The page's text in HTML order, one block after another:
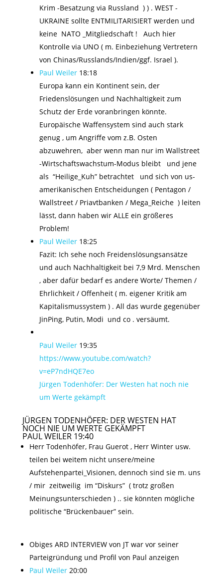
Krim -Besatzung via Russland ) ) . WEST -
UKRAINE sollte ENTMILITARISIERT werden und
keine NATO _Mitgliedschaft ! Auch hier
Kontrolle via UNO ( m. Einbeziehung Vertretern
von Chinas/Russlands/Indien/ggf. Israel ).
Paul Weiler 18:18
Europa kann ein Kontinent sein, der
Friedenslösungen und Nachhaltigkeit zum
Schutz der Erde voranbringen könnte.
Europäische Waffensystem sind auch stark
genug , um Angriffe vom z.B. Osten
abzuwehren, aber wenn man nur im Wallstreet
-Wirtschaftswachstum-Modus bleibt und jene
als “Heilige_Kuh” betrachtet und sich von us-
amerikanischen Entscheidungen ( Pentagon /
Wallstreet / Priavtbanken / Mega_Reiche ) leiten
lässt, dann haben wir ALLE ein größeres
Problem!
Paul Weiler 18:25
Fazit: Ich sehe noch Freidenslösungsansätze
und auch Nachhaltigkeit bei 7,9 Mrd. Menschen
, aber dafür bedarf es andere Worte/ Themen /
Ehrlichkeit / Offenheit ( m. eigener Kritik am
Kapitalismussystem ) . All das wurde gegenüber
JinPing, Putin, Modi und co . versäumt.
Paul Weiler 19:35
https://www.youtube.com/watch?
v=eP7ndHQE7eo
Jürgen Todenhöfer: Der Westen hat noch nie
um Werte gekämpft
JÜRGEN TODENHÖFER: DER WESTEN HAT
NOCH NIE UM WERTE GEKÄMPFT
PAUL WEILER 19:40
Herr Todenhöfer, Frau Guerot , Herr Winter usw.
teilen bei weitem nicht unsere/meine
Aufstehenpartei_Visionen, dennoch sind sie m. uns
/ mir zeitweilig im “Diskurs” ( trotz großen
Meinungsunterschieden ) .. sie könnten mögliche
politische “Brückenbauer” sein.
Obiges ARD INTERVIEW von JT war vor seiner
Parteigründung und Profil von Paul anzeigen
Paul Weiler 20:00